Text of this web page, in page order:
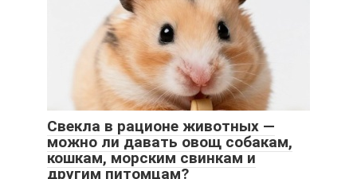
Свекла в рационе животных —
можно ли давать овощ собакам,
кошкам, морским свинкам и
другим питомцам?